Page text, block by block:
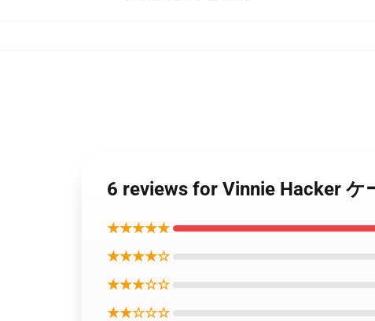
6 reviews for Vinnie Hacker ケ
★★★★★
★★★★☆
★★★☆☆
★★☆☆☆